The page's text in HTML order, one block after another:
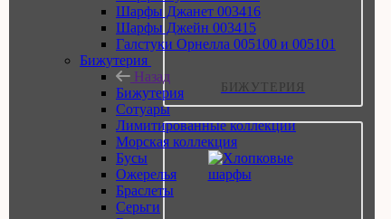
БИЖУТЕРИЯ
Шарфы Джанет 003416
Шарфы Джейн 003415
Галстуки Орнелла 005100 и 005101
Бижутерия
Назад
Бижутерия
Сотуары
Лимитированные коллекции
Морская коллекция
Бусы
Ожерелья
Браслеты
Серьги